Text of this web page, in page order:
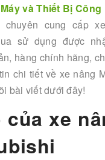
và Thiết Bị
cung cấp
sử dụng được
hàng chính hãng,
chi tiết về xe nâng
bài viết dưới đây!
của xe